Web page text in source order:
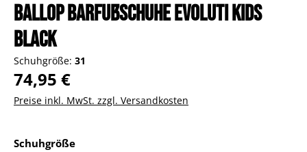
Ballop Barfußschuhe Evoluti Kids
black
Schuhgröße: 31
Regulärer Preis:
74,95 €
Preise inkl. MwSt. zzgl. Versandkosten
Schuhgrößeauswählen